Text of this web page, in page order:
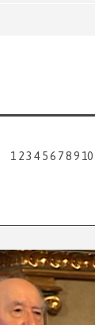
1 23 4 56 789 10